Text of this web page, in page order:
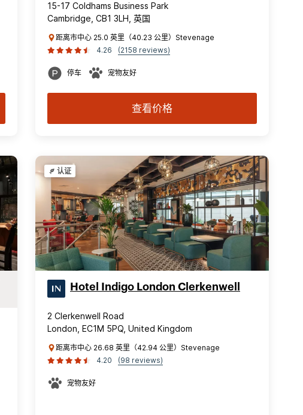
15-17 Coldhams Business Park
Cambridge, CB1 3LH, 英国
距离市中心 25.0 英里（40.23 公里）Stevenage
4.26
(2158 reviews)
停车 宠物友好
查看价格
认证
Hotel Indigo London Clerkenwell
2 Clerkenwell Road
London, EC1M 5PQ, United Kingdom
距离市中心 26.68 英里（42.94 公里）Stevenage
4.20
(98 reviews)
宠物友好